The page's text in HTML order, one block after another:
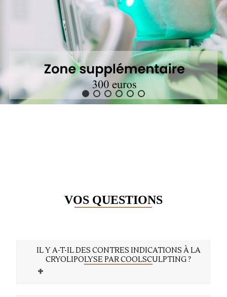
VOS QUESTIONS
IL Y A-T-IL DES CONTRES INDICATIONS À LA
CRYOLIPOLYSE PAR COOLSCULPTING ?